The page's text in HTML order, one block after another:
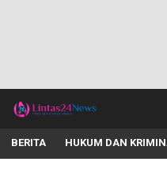
lintas24news.com
Menyingkap Setiap Realita
BERITA HUKUM DAN